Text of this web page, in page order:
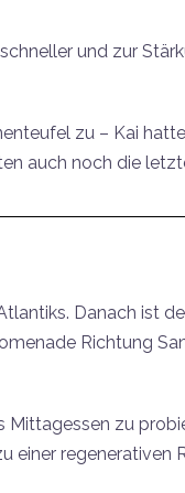
und zur
zu – Kai
auch noch die
Danach ist
Richtung
zu
einer regenerativen